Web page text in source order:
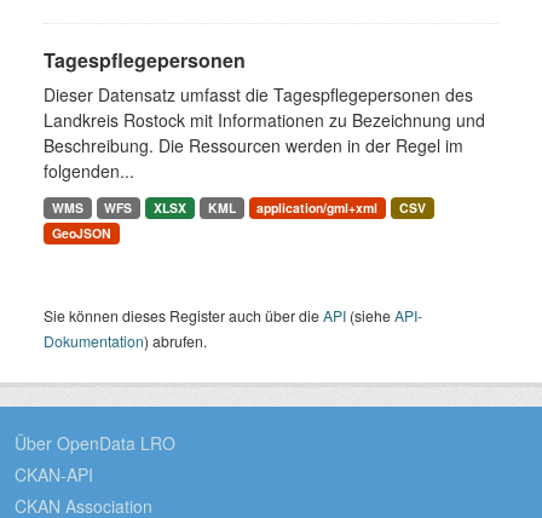
Tagespflegepersonen
Dieser Datensatz umfasst die Tagespflegepersonen des
Landkreis Rostock mit Informationen zu Bezeichnung und
Beschreibung. Die Ressourcen werden in der Regel im
folgenden...
WMS WFS XLSX KML application/gml+xml
CSV
GeoJSON
Sie können dieses Register auch über dieAPI (sieheAPI-
Dokumentation) abrufen.
Über OpenData LRO
CKAN-API
CKAN Association